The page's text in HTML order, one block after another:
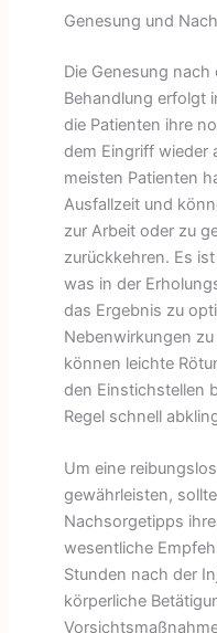
Genesung und
Die Genesung
Behandlung erfolgt
die Patienten ihre
dem Eingriff wieder
meisten Patienten
Ausfallzeit und
zur Arbeit oder zu
zurückkehren. Es
was in der
das Ergebnis zu
Nebenwirkungen
können leichte
den Einstichstellen
Regel schnell
Um eine
gewährleisten,
Nachsorgetipps
wesentliche
Stunden nach der
körperliche